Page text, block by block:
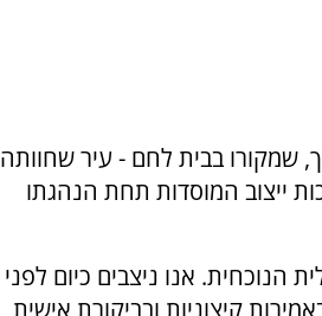
שמקורו בבית לחם - עיר שחוותה
ייצוב המוסדות תחת הנהגתו
אנו ניצבים כיום לפני